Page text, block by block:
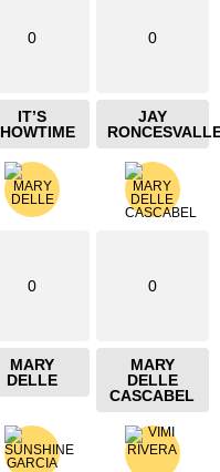
0
IT’S
0
JAY
0
MARY
DELLE
0
MARY
DELLE
CASCABEL